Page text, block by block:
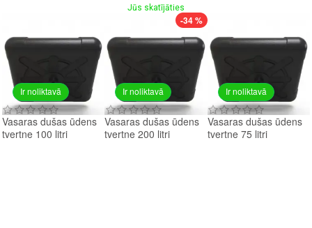
Jūs skatījāties
Ir noliktavā
Vasaras dušas ūdens
tvertne 100 litri
Ir noliktavā
-34 %
Vasaras dušas ūdens
tvertne 200 litri
Ir noliktavā
Vasaras dušas ūdens
tvertne 75 litri